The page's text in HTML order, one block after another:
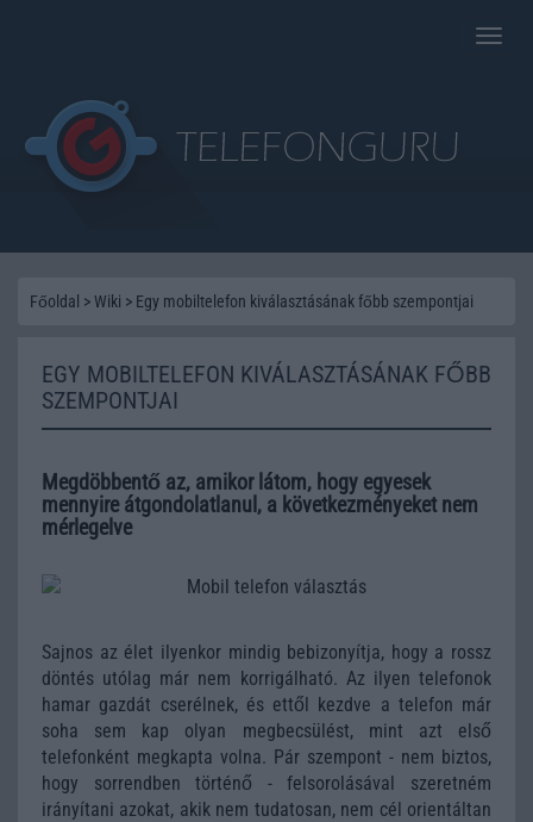
Toggle
Főoldal >Wiki > Egy mobiltelefon kiválasztásának főbb szempontjai
EGY MOBILTELEFON KIVÁLASZTÁSÁNAK FŐBB
SZEMPONTJAI
Megdöbbentő az, amikor látom, hogy egyesek
mennyire átgondolatlanul, a következményeket nem
mérlegelve
Sajnos az élet ilyenkor mindig bebizonyítja, hogy a rossz
döntés utólag már nem korrigálható. Az ilyen telefonok
hamar gazdát cserélnek, és ettől kezdve a telefon már
soha sem kap olyan megbecsülést, mint azt első
telefonként megkapta volna. Pár szempont - nem biztos,
hogy sorrendben történő - felsorolásával szeretném
irányítani azokat, akik nem tudatosan, nem cél orientáltan